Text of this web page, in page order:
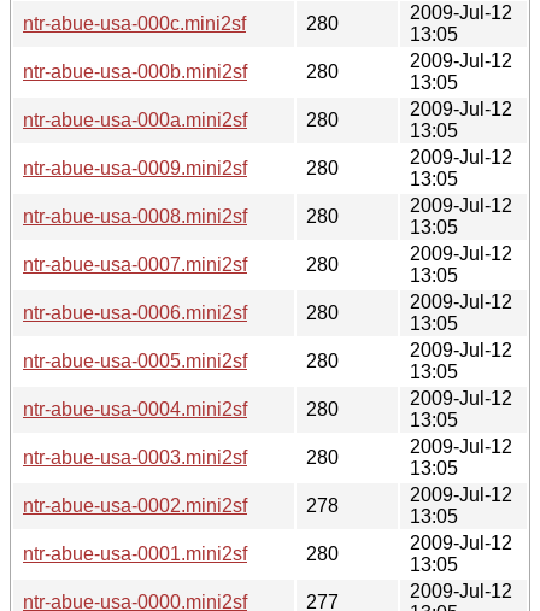
ntr-abue-usa-000c.mini2sf
280
2009-Jul-12
13:05
ntr-abue-usa-000b.mini2sf
280
2009-Jul-12
13:05
ntr-abue-usa-000a.mini2sf
280
2009-Jul-12
13:05
ntr-abue-usa-0009.mini2sf
280
2009-Jul-12
13:05
ntr-abue-usa-0008.mini2sf
280
2009-Jul-12
13:05
ntr-abue-usa-0007.mini2sf
280
2009-Jul-12
13:05
ntr-abue-usa-0006.mini2sf
280
2009-Jul-12
13:05
ntr-abue-usa-0005.mini2sf
280
2009-Jul-12
13:05
ntr-abue-usa-0004.mini2sf
280
2009-Jul-12
13:05
ntr-abue-usa-0003.mini2sf
280
2009-Jul-12
13:05
ntr-abue-usa-0002.mini2sf
278
2009-Jul-12
13:05
ntr-abue-usa-0001.mini2sf
280
2009-Jul-12
13:05
ntr-abue-usa-0000.mini2sf
277
2009-Jul-12